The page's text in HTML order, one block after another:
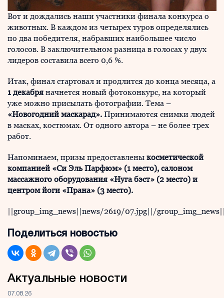
Вот и дождались наши участники финала конкурса о
животных. В каждом из четырех туров определялись
по два победителя, набравших наибольшее число
голосов. В заключительном разница в голосах у двух
лидеров составила всего 0,6 %.
Итак, финал стартовал и продлится до конца месяца, а
1 декабря начнется новый фотоконкурс, на который
уже можно присылать фотографии. Тема –
«Новогодний маскарад». Принимаются снимки людей
в масках, костюмах. От одного автора – не более трех
работ.
Напоминаем, призы предоставлены косметической
компанией «Си Эль Парфюм» (1 место), салоном
массажного оборудования «Нуга бэст» (2 место) и
центром йоги «Прана» (3 место).
||group_img_news||news/2619/07.jpg||/
Поделиться новостью
Актуальные новости
07.08.26